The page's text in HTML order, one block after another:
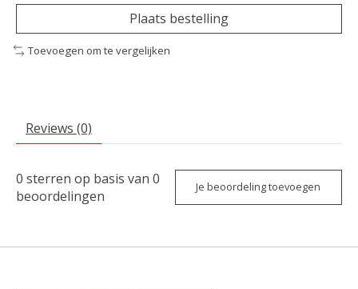
Plaats bestelling
Toevoegen om te vergelijken
Reviews (0)
0 sterren op basis van 0
beoordelingen
Je beoordeling toevoegen